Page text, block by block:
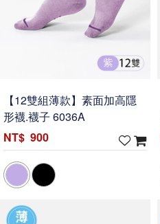
【12雙組薄款】素面加高隱
形襪.襪子 6036A
900